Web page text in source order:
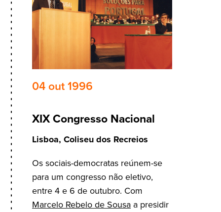
04 out 1996
XIX Congresso Nacional
Lisboa, Coliseu dos Recreios
Os sociais-democratas reúnem-se
para um congresso não eletivo,
entre 4 e 6 de outubro. Com
Marcelo Rebelo de Sousa a presidir